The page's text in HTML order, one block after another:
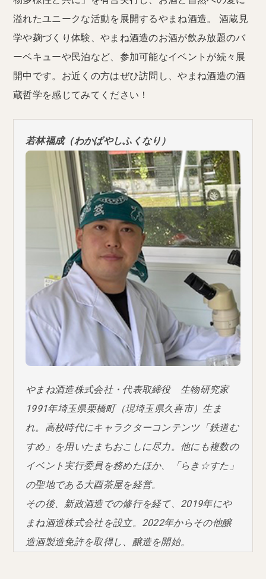
溢れたユニークな活動を展開するやまね酒造。 酒蔵見
学や麹づくり体験、やまね酒造のお酒が飲み放題のバ
ーベキューや民泊など、参加可能なイベントが続々展
開中です。お近くの方はぜひ訪問し、やまね酒造の酒
蔵哲学を感じてみてください！
若林福成（わかばやしふくなり）
やまね酒造株式会社・代表取締役 生物研究家
1991年埼玉県栗橋町（現埼玉県久喜市）生ま
れ。高校時代にキャラクターコンテンツ「鉄道む
すめ」を用いたまちおこしに尽力。他にも複数の
イベント実行委員を務めたほか、「らき☆すた」
の聖地である大酉茶屋を経営。
その後、新政酒造での修行を経て、2019年にや
まね酒造株式会社を設立。2022年からその他醸
造酒製造免許を取得し、醸造を開始。